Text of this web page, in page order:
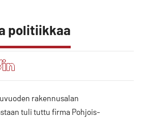
politiikkaa
Jaa
artikkeli
Blueskyssa
Jako:
Jaa
artikkeli
rakennusalan
tuli tuttu firma Pohjois-